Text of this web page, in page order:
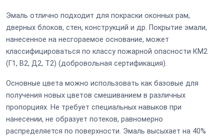
Эмаль отлично подходит для покраски оконных рам,
дверных блоков, стен, конструкций и др. Покрытие эмали,
нанесенное на несгораемое основание, может
классифицироваться по классу пожарной опасности КМ2
(Г1, В2, Д2, Т2) (добровольная сертификация).
Основные цвета можно использовать как базовые для
получения новых цветов смешиванием в различных
пропорциях. Не требует специальных навыков при
нанесении, не образует потеков, равномерно
распределяется по поверхности. Эмаль высыхает на 40%